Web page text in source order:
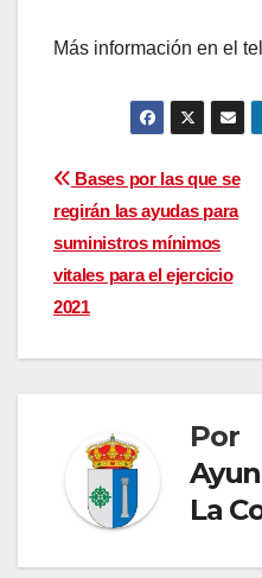
Más información en el
Navegación
de
entradas
Bases por las que se
regirán las ayudas para
suministros mínimos
vitales para el ejercicio
2021
Por
La